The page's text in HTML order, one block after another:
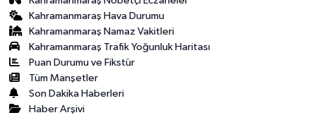
Kahramanmaraş Hava Durumu
Kahramanmaraş Namaz Vakitleri
Kahramanmaraş Trafik Yoğunluk Haritası
Puan Durumu ve Fikstür
Tüm Manşetler
Son Dakika Haberleri
Haber Arşivi